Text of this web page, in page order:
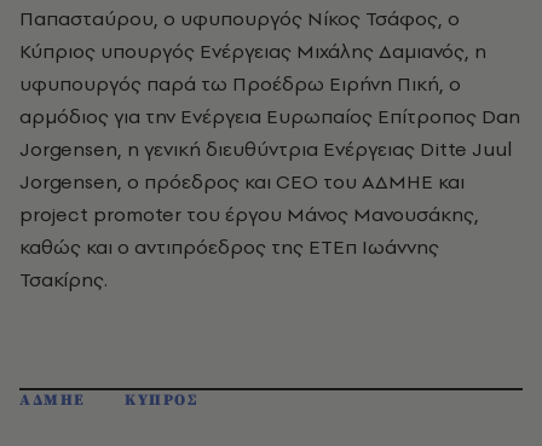
Παπασταύρου, ο υφυπουργός Νίκος Τσάφος, ο
Κύπριος υπουργός Ενέργειας Μιχάλης Δαμιανός, η
υφυπουργός παρά τω Προέδρω Ειρήνη Πική, ο
αρμόδιος για την Ενέργεια Ευρωπαίος Επίτροπος Dan
Jorgensen, η γενική διευθύντρια Ενέργειας Ditte Juul
Jorgensen, ο πρόεδρος και CEO του ΑΔΜΗΕ και
project promoter του έργου Μάνος Μανουσάκης,
καθώς και ο αντιπρόεδρος της ΕΤΕπ Ιωάννης
Τσακίρης.
ΑΔΜΗΕ ΚΥΠΡΟΣ